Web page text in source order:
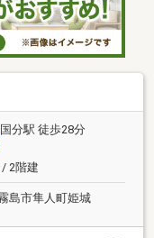
分駅 徒歩28分
2階建
島市隼人町姫城